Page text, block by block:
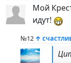
Мой
идут!
№12 ↑